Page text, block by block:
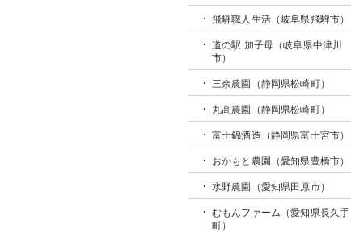
飛騨職人生活（岐阜県飛騨市）
道の駅 加子母（岐阜県中津川
市）
三余農園（静岡県松崎町）
丸高農園（静岡県松崎町）
富士錦酒造（静岡県富士宮市）
おかもと農園（愛知県豊橋市）
水野農園（愛知県田原市）
むもんファーム（愛知県長久手
町）